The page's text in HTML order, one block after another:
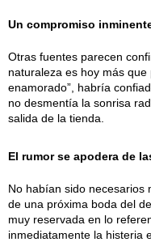
Un compromiso
Otras fuentes parecen
naturaleza es hoy más que
enamorado”, habría
no desmentía la sonrisa
salida de la tienda.
El rumor se apodera de
No habían sido necesarios
de una próxima boda del
muy reservada en lo
inmediatamente la histeria